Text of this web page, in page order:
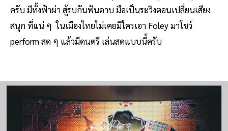
ครับ มีทั้งฟ้าผ่า สู้รบกันฟันดาบ มือเป็นระวิงตอนเปลี่ยนเสียง
สนุก ที่แน่ ๆ ในเมืองไทยไม่เคยมีใครเอา Foley มาโชว์
perform สด ๆ แล้วมีดนตรี เล่นสดแบบนี้ครับ